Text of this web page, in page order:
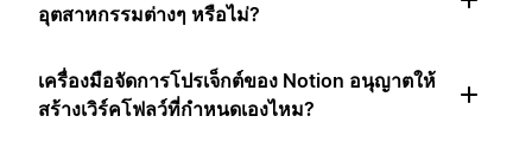
อุตสาหกรรมต่างๆ หรือไม่?
เครื่องมือจัดการโปรเจ็กต์ของ Notion อนุญาตให้
สร้างเวิร์คโฟลว์ที่กำหนดเองไหม?